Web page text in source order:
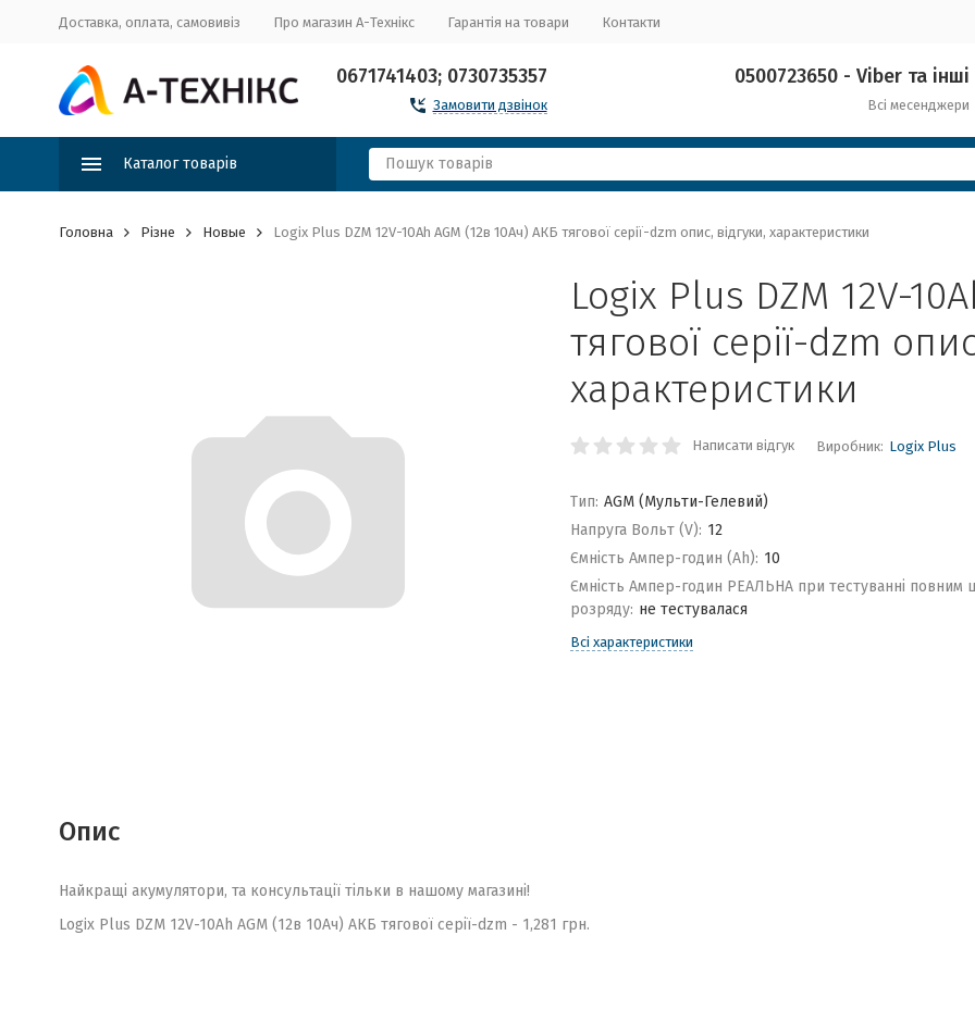
Доставка, оплата, самовивіз Про магазин А-Технікс Гарантія на товари Контакти
0671741403; 0730735357
Замовити дзвінок
0500723650 - Viber та інші
Всі месенджери
Каталог товарів
Головна Різне Новые Logix Plus DZM 12V-10Ah AGM (12в 10Ач) АКБ тягової серії-dzm опис, відгуки, характеристики
Logix Plus DZM 12V-
тягової серії-dzm
характеристики
Написати відгук Виробник: Logix Plus
Тип: AGM (Мульти-Гелевий)
Напруга Вольт (V): 12
Ємність Ампер-годин (Ah): 10
Ємність Ампер-годин РЕАЛЬНА при тестуванні повним
розряду: не тестувалася
Всі характеристики
Опис
Найкращі акумулятори, та консультації тільки в нашому магазині!
Logix Plus DZM 12V-10Ah AGM (12в 10Ач) АКБ тягової серії-dzm - 1,281 грн.